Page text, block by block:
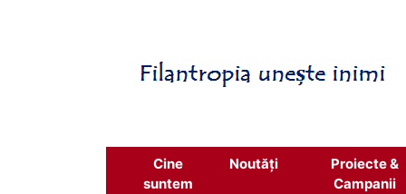
Cine
suntem
Noutăți
Proiecte &
Campanii